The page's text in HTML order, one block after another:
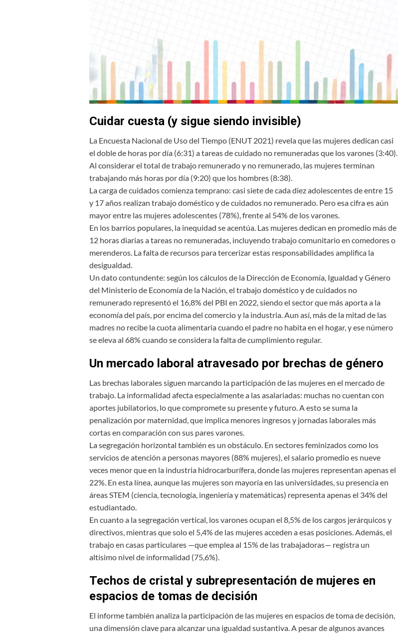
Cuidar cuesta (y sigue siendo invisible)
La Encuesta Nacional de Uso del Tiempo (ENUT 2021) revela que las mujeres dedican casi
el doble de horas por día (6:31) a tareas de cuidado no remuneradas que los varones (3:40).
Al considerar el total de trabajo remunerado y no remunerado, las mujeres terminan
trabajando más horas por día (9:20) que los hombres (8:38).
La carga de cuidados comienza temprano: casi siete de cada diez adolescentes de entre 15
y 17 años realizan trabajo doméstico y de cuidados no remunerado. Pero esa cifra es aún
mayor entre las mujeres adolescentes (78%), frente al 54% de los varones.
En los barrios populares, la inequidad se acentúa. Las mujeres dedican en promedio más de
12 horas diarias a tareas no remuneradas, incluyendo trabajo comunitario en comedores o
merenderos. La falta de recursos para tercerizar estas responsabilidades amplifica la
desigualdad.
Un dato contundente: según los cálculos de la Dirección de Economía, Igualdad y Género
del Ministerio de Economía de la Nación, el trabajo doméstico y de cuidados no
remunerado representó el 16,8% del PBI en 2022, siendo el sector que más aporta a la
economía del país, por encima del comercio y la industria. Aun así, más de la mitad de las
madres no recibe la cuota alimentaria cuando el padre no habita en el hogar, y ese número
se eleva al 68% cuando se considera la falta de cumplimiento regular.
Un mercado laboral atravesado por brechas de género
Las brechas laborales siguen marcando la participación de las mujeres en el mercado de
trabajo. La informalidad afecta especialmente a las asalariadas: muchas no cuentan con
aportes jubilatorios, lo que compromete su presente y futuro. A esto se suma la
penalización por maternidad, que implica menores ingresos y jornadas laborales más
cortas en comparación con sus pares varones.
La segregación horizontal también es un obstáculo. En sectores feminizados como los
servicios de atención a personas mayores (88% mujeres), el salario promedio es nueve
veces menor que en la industria hidrocarburífera, donde las mujeres representan apenas el
22%. En esta línea, aunque las mujeres son mayoría en las universidades, su presencia en
áreas STEM (ciencia, tecnología, ingeniería y matemáticas) representa apenas el 34% del
estudiantado.
En cuanto a la segregación vertical, los varones ocupan el 8,5% de los cargos jerárquicos y
directivos, mientras que solo el 5,4% de las mujeres acceden a esas posiciones. Además, el
trabajo en casas particulares —que emplea al 15% de las trabajadoras— registra un
altísimo nivel de informalidad (75,6%).
Techos de cristal y subrepresentación de mujeres en
espacios de tomas de decisión
El informe también analiza la participación de las mujeres en espacios de toma de decisión,
una dimensión clave para alcanzar una igualdad sustantiva. A pesar de algunos avances